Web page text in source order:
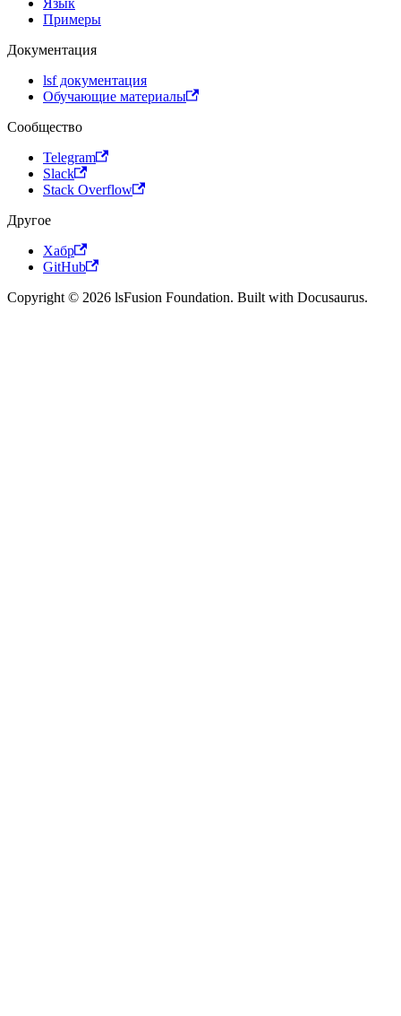
Примеры
Документация
lsf документация
Обучающие материалы
Сообщество
Telegram
Slack
Stack Overflow
Другое
Хабр
GitHub
Copyright © 2026 lsFusion Foundation. Built with Docusaurus.